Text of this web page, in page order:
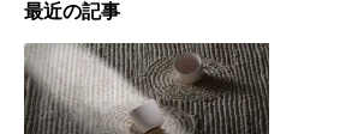
最近の記事